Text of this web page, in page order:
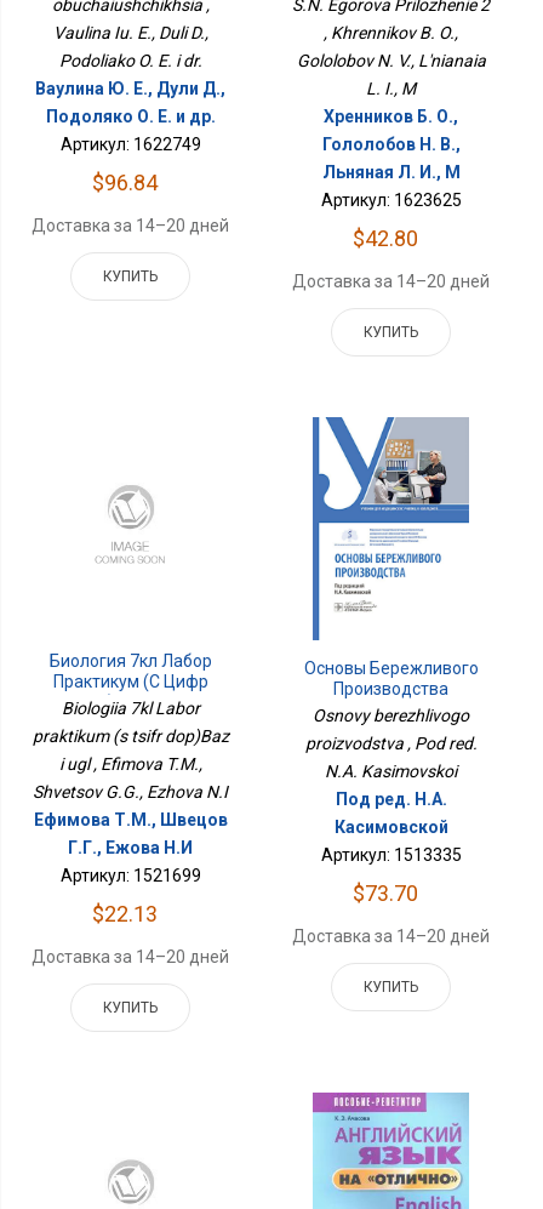
obuchaiushchikhsia ,
Vaulina Iu. E., Duli D.,
Podoliako O. E. i dr.
Ваулина Ю. Е., Дули Д.,
Подоляко О. Е. и др.
Артикул: 1622749
$96.84
Доставка за 14–20 дней
КУПИТЬ
S.N. Egorova Prilozhenie 2
, Khrennikov B. O.,
Gololobov N. V., L'nianaia
L. I., M
Хренников Б. О.,
Гололобов Н. В.,
Льняная Л. И., М
Артикул: 1623625
$42.80
Доставка за 14–20 дней
КУПИТЬ
Биология 7кл Лабор
Практикум (с Цифр
Доп)Баз И Угл
Biologiia 7kl Labor
praktikum (s tsifr dop)Baz
i ugl , Efimova T.M.,
Shvetsov G.G., Ezhova N.I
Ефимова Т.М., Швецов
Г.Г., Ежова Н.И
Артикул: 1521699
$22.13
Доставка за 14–20 дней
КУПИТЬ
Основы Бережливого
Производства
Osnovy berezhlivogo
proizvodstva , Pod red.
N.A. Kasimovskoi
Под ред. Н.А.
Касимовской
Артикул: 1513335
$73.70
Доставка за 14–20 дней
КУПИТЬ